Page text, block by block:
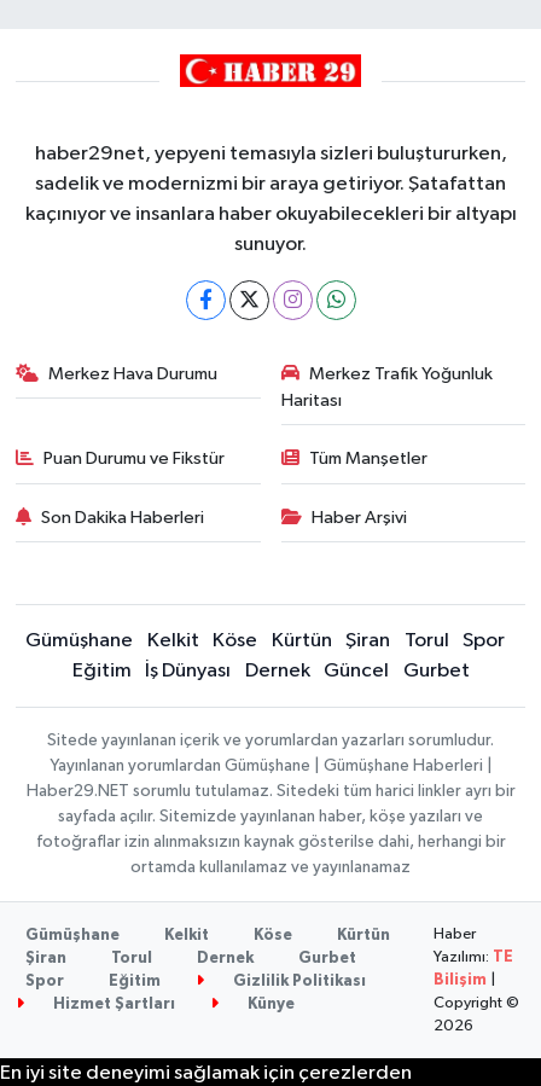
haber29net, yepyeni temasıyla sizleri buluştururken,
sadelik ve modernizmi bir araya getiriyor. Şatafattan
kaçınıyor ve insanlara haber okuyabilecekleri bir altyapı
sunuyor.
Merkez Hava Durumu
Merkez Trafik Yoğunluk
Haritası
Puan Durumu ve Fikstür Tüm Manşetler
Son Dakika Haberleri Haber Arşivi
Gümüşhane Kelkit Köse Kürtün Şiran Torul
Spor
Eğitim
İş Dünyası Dernek Güncel Gurbet
Sitede yayınlanan içerik ve yorumlardan yazarları sorumludur.
Yayınlanan yorumlardan Gümüşhane | Gümüşhane Haberleri |
Haber29.NET sorumlu tutulamaz. Sitedeki tüm harici linkler ayrı bir
sayfada açılır. Sitemizde yayınlanan haber, köşe yazıları ve
fotoğraflar izin alınmaksızın kaynak gösterilse dahi, herhangi bir
ortamda kullanılamaz ve yayınlanamaz
Gümüşhane Kelkit Köse
Kürtün
Şiran
Torul Dernek
Gurbet
Spor
Eğitim
Gizlilik Politikası
Hizmet Şartları
Künye
Haber
Yazılımı: TE
Bilişim
Copyright ©
2026
En iyi site deneyimi sağlamak için çerezlerden